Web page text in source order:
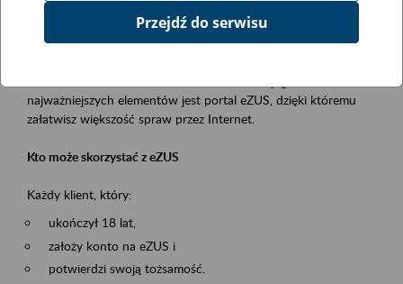
Event description
Platforma Usług Elektronicznych ZUS eZUS
najważniejszych elementów jest portal eZUS, dzięki któremu
załatwisz większość spraw przez Internet.
Kto może skorzystać z eZUS
Każdy klient, który:
ukończył 18 lat,
założy konto na eZUS i
potwierdzi swoją tożsamość.
Przejdź do serwisu